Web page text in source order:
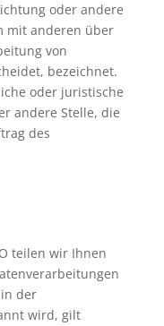
oder andere
mit anderen über
von
bezeichnet.
oder juristische
andere Stelle, die
des
teilen wir Ihnen
der
wird, gilt